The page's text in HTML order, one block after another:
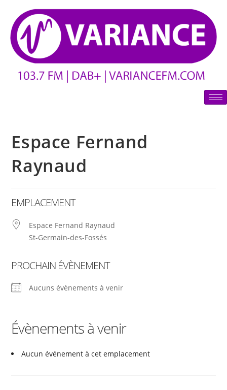
Espace Fernand
Raynaud
EMPLACEMENT
Espace Fernand Raynaud
St-Germain-des-Fossés
PROCHAIN ÉVÈNEMENT
Aucuns évènements à venir
Évènements à venir
Aucun événement à cet emplacement